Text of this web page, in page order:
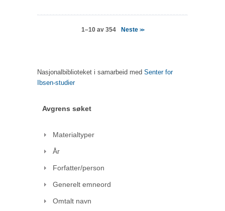
1–10 av 354 Neste >>
Nasjonalbiblioteket i samarbeid med Senter for
Ibsen-studier
Avgrens søket
Materialtyper
År
Forfatter/person
Generelt emneord
Omtalt navn